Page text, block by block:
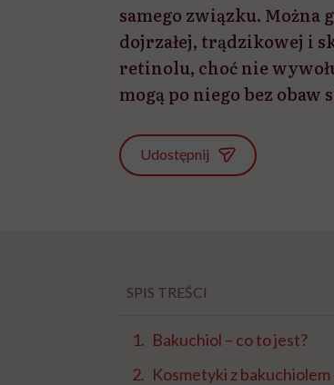
samego związku. Można
dojrzałej, trądzikowej i
retinolu, choć nie
mogą po niego bez obaw
Udostępnij
SPIS TREŚCI
Bakuchiol – co to jest?
Kosmetyki z bakuchiolem